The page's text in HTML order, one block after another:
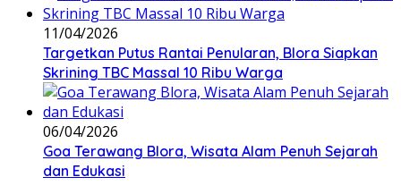
11/04/2026
‎Targetkan Putus Rantai Penularan, Blora Siapkan
Skrining TBC Massal 10 Ribu Warga
06/04/2026
Goa Terawang Blora, Wisata Alam Penuh Sejarah
dan Edukasi